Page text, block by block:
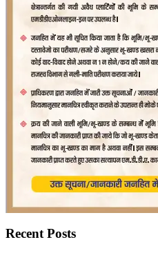
Recent Posts